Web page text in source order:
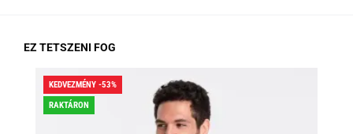
EZ TETSZENI FOG
KEDVEZMÉNY -53%
RAKTÁRON